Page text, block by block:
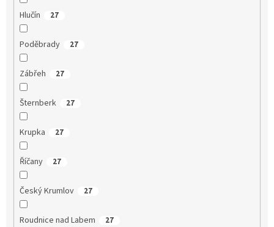
Hlučín 27
Poděbrady 27
Zábřeh 27
Šternberk 27
Krupka 27
Říčany 27
Český Krumlov 27
Roudnice nad Labem 27